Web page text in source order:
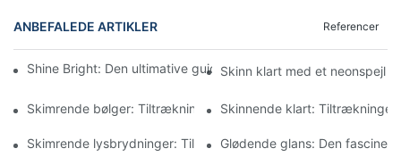
ANBEFALEDE ARTIKLER Referencer
Shine Bright: Den ultimative guide til brugerdefinerede
Skinn klart med et neonspejl i
Skimrende bølger: Tiltrækningen af ​​bølgede neonspejle
Skinnende klart:
Skimrende lysbrydninger: Tiltrækningen af ​​neonbølgede spejle
Glødende glans: Den